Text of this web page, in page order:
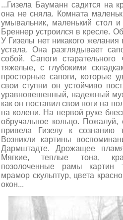
...Гизела Бауманн садится на
она не сняла. Комната
умывальник, маленький стол
Бреннер устроился в кресле.
У Гизелы нет никакого
устала. Она разглядывает
собой. Сапоги старательного
тяжелые, с глубокими
просторные сапоги, которые
свои ступни он устойчиво
уравновешенный, надежный
как он поставил свои ноги на
на колени. На первой руке
обручальное кольцо. Пожалуй,
привела Гизелу к сознанию
Возникли картины
Дармштадте. Дрожащее
Мягкие, теплые тона,
позолоченные рамы картин
мрамор скульптур, цвета
окон...